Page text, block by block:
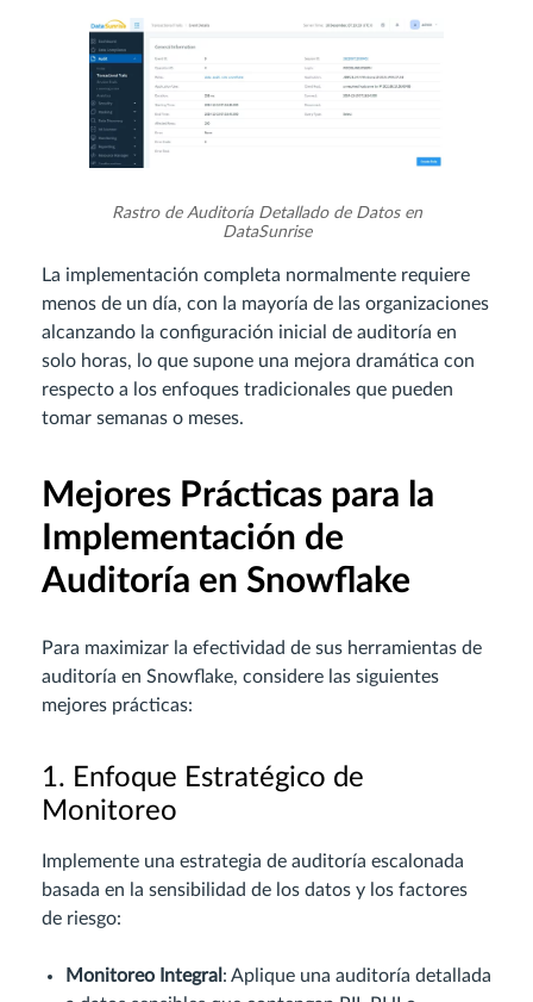
Rastro de Auditoría Detallado de Datos en
DataSunrise
La implementación completa normalmente requiere
menos de un día, con la mayoría de las organizaciones
alcanzando la configuración inicial de auditoría en
solo horas, lo que supone una mejora dramática con
respecto a los enfoques tradicionales que pueden
tomar semanas o meses.
Mejores Prácticas para la
Implementación de
Auditoría en Snowflake
Para maximizar la efectividad de sus herramientas de
auditoría en Snowflake, considere las siguientes
mejores prácticas:
1. Enfoque Estratégico de
Monitoreo
Implemente una estrategia de auditoría escalonada
basada en la sensibilidad de los datos y los factores
de riesgo:
Monitoreo Integral : Aplique una auditoría detallada